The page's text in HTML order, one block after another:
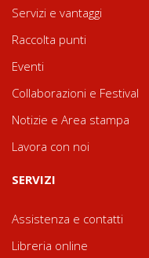
Servizi e vantaggi
Raccolta punti
Eventi
Collaborazioni e Festival
Notizie e Area stampa
Lavora con noi
SERVIZI
Assistenza e contatti
Libreria online